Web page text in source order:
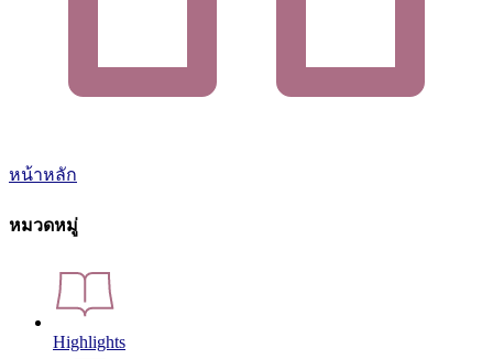
หน้าหลัก
หมวดหมู่
Highlights